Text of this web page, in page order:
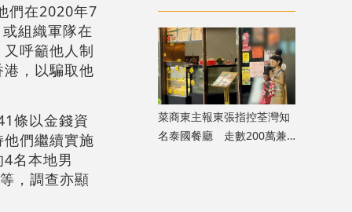
們在2020年7
組織軍隊在
呼籲他人制
，以騙取他
條以金錢資
們繼續實施
名本地男
，調查亦顯
布情況頗為廣泛
菜商東主報東張指控荃灣知
名泰國餐廳 走數200萬兼